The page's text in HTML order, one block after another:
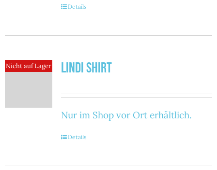
Details
Nicht auf Lager Lindi Shirt
Nur im Shop vor Ort erhältlich.
Details